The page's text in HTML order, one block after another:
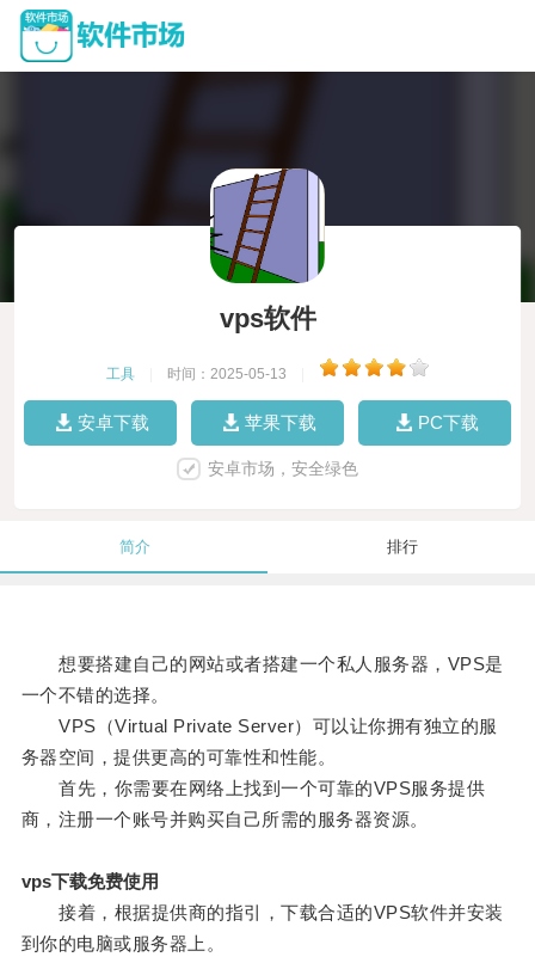
vps软件
工具 时间：2025-05-13
安卓下载 苹果下载 PC下载
安卓市场，安全绿色
简介 排行
想要搭建自己的网站或者搭建一个私人服务器，VPS是
一个不错的选择。
VPS（Virtual Private Server）可以让你拥有独立的服
务器空间，提供更高的可靠性和性能。
首先，你需要在网络上找到一个可靠的VPS服务提供
商，注册一个账号并购买自己所需的服务器资源。
vps下载免费使用
接着，根据提供商的指引，下载合适的VPS软件并安装
到你的电脑或服务器上。